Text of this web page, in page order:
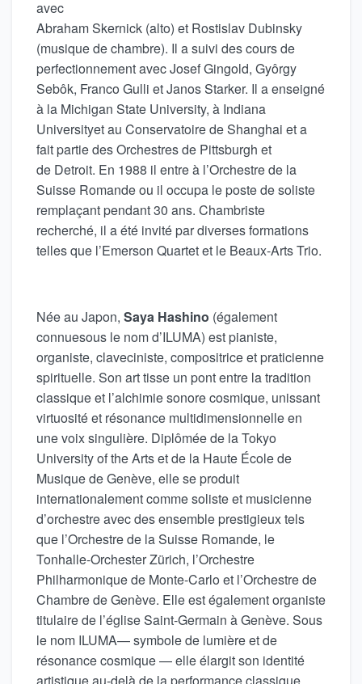
avec
Abraham Skernick (alto) et Rostislav Dubinsky
(musique de chambre). Il a suivi des cours de
perfectionnement avec Josef Gingold, Gyôrgy
Sebôk, Franco Gulli et Janos Starker. Il a enseigné
à la Michigan State University, à Indiana
Universityet au Conservatoire de Shanghai et a
fait partie des Orchestres de Pittsburgh et
de Detroit. En 1988 il entre à l’Orchestre de la
Suisse Romande ou il occupa le poste de soliste
remplaçant pendant 30 ans. Chambriste
recherché, il a été invité par diverses formations
telles que l’Emerson Quartet et le Beaux-Arts Trio.
Née au Japon, Saya Hashino (également
connuesous le nom d’ILUMA) est pianiste,
organiste, claveciniste, compositrice et praticienne
spirituelle. Son art tisse un pont entre la tradition
classique et l’alchimie sonore cosmique, unissant
virtuosité et résonance multidimensionnelle en
une voix singulière. Diplômée de la Tokyo
University of the Arts et de la Haute École de
Musique de Genève, elle se produit
internationalement comme soliste et musicienne
d’orchestre avec des ensemble prestigieux tels
que l’Orchestre de la Suisse Romande, le
Tonhalle-Orchester Zürich, l’Orchestre
Philharmonique de Monte-Carlo et l’Orchestre de
Chambre de Genève. Elle est également organiste
titulaire de l’église Saint-Germain à Genève. Sous
le nom ILUMA— symbole de lumière et de
résonance cosmique — elle élargit son identité
artistique au-delà de la performance classique.